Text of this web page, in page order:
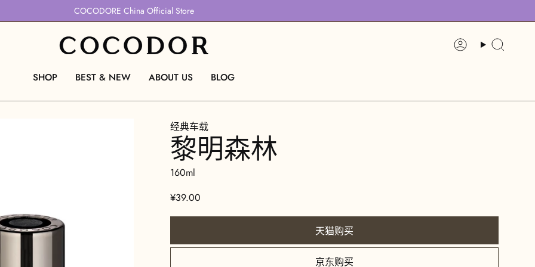
COCODORE China Official Store
账
搜
SHOP BEST & NEW ABOUT US BLOG
经典车载
黎明森林
160ml
¥39.00
天猫购买
京东购买